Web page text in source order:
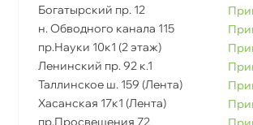
Богатырский пр. 12
н. Обводного канала 115
пр.Науки 10к1 (2 этаж)
Ленинский пр. 92 к.1
Таллинское ш. 159 (Лента)
Хасанская 17к1 (Лента)
пр.Просвещения 72